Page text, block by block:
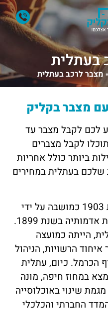
בעתלית
מצבר לרכב בעתלית
מצבר בקליק
לכם לקבל מצבר עד
לקבל מצברים
ביותר כולל אחריות
שלכם בעתלית במחירים
עתלית נוסדה והוקמה בשנת 1903 כמושבה על ידי
הברון רוטשילד, לאחר רכישת אדמותיה בשנת 1899.
ועד 2003, עתלית, הייתה כמועצה
2003, לאחר איחוד הרשויות, הניהול
הכרמל. כיום, עתלית
במחוז חיפה, מונה
עם מגמת שינוי באוכלוסייה
בשנה. המדד החברתי והכלכלי